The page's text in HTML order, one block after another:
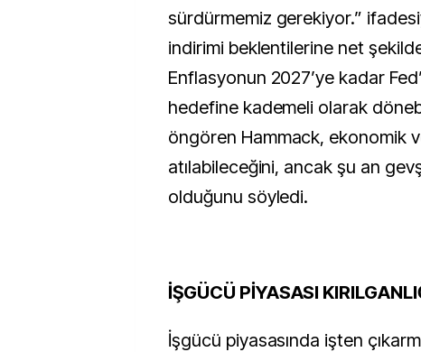
sürdürmemiz gerekiyor.”
indirimi beklentilerine net şekilde
Enflasyonun 2027’ye kadar
hedefine kademeli olarak
öngören Hammack, ekonomik
atılabileceğini, ancak şu an
olduğunu söyledi.
İŞGÜCÜ PİYASASI
İşgücü piyasasında işten